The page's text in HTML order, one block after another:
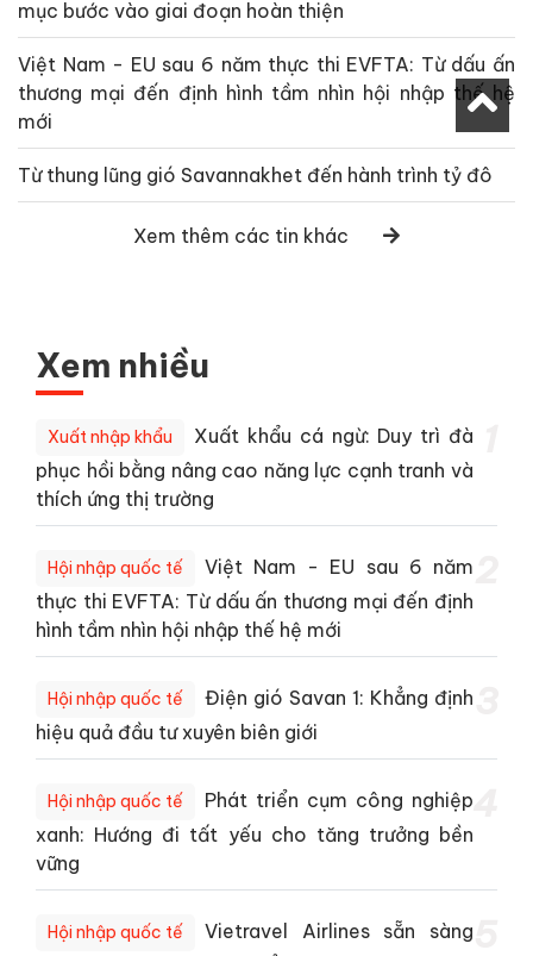
mục bước vào giai đoạn hoàn thiện
Việt Nam - EU sau 6 năm thực thi EVFTA: Từ dấu ấn
thương mại đến định hình tầm nhìn hội nhập thế hệ
mới
Từ thung lũng gió Savannakhet đến hành trình tỷ đô
Xem thêm các tin khác
Xem nhiều
Xuất nhập khẩu
Xuất khẩu cá ngừ: Duy trì đà
phục hồi bằng nâng cao năng lực cạnh tranh và
thích ứng thị trường
Hội nhập quốc tế
Việt Nam - EU sau 6 năm
thực thi EVFTA: Từ dấu ấn thương mại đến định
hình tầm nhìn hội nhập thế hệ mới
Hội nhập quốc tế
Điện gió Savan 1: Khẳng định
hiệu quả đầu tư xuyên biên giới
Hội nhập quốc tế
Phát triển cụm công nghiệp
xanh: Hướng đi tất yếu cho tăng trưởng bền
vững
Hội nhập quốc tế
Vietravel Airlines sẵn sàng